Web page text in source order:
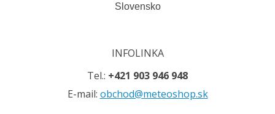
Slovensko
INFOLINKA
Tel.: +421 903 946 948
E-mail: obchod@meteoshop.sk